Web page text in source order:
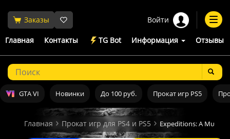
Заказы Войти
Главная Контакты TG Bot Информация Отзывы
GTA VI Новинки До 100 руб. Прокат игр PS5
Главная Прокат игр для PS4 и PS5 Expeditions: A